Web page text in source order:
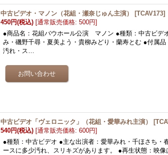
中古ビデオ・マノン（花組・瀬奈じゅん主演） [TCAV173]
450円(税込) [通常販売価格: 500円]
●商品名：花組バウホール公演 マノン ●種類：中古ビデ
み・磯野千尋・夏美よう・貴柳みどり・蘭寿とむ ●付属
汚れ・ス…
中古ビデオ「ヴェロニック」（花組・愛華みれ主演） [
540円(税込) [通常販売価格: 600円]
●種類：中古ビデオ ●主な出演者：愛華みれ・千ほさち・
ースに多少汚れ、スリキズがあります。 ●再生状態：映